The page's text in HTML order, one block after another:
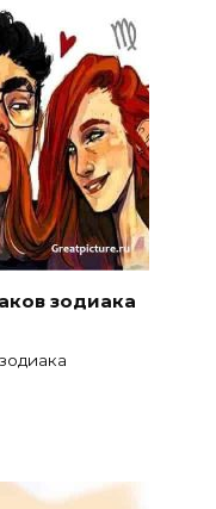
зодиака